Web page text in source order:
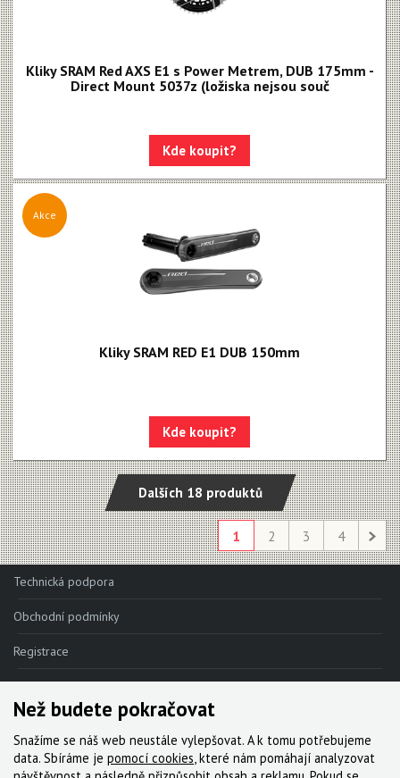
Kliky SRAM Red AXS E1 s Power Metrem, DUB 175mm -
Direct Mount 5037z (ložiska nejsou souč
Kde koupit?
Akce
Kliky SRAM RED E1 DUB 150mm
Kde koupit?
Dalších 18 produktů
1 2 3 4
Technická podpora
Obchodní podmínky
Registrace
Reklamace
Kde nakoupit
Kontakt
Než budete pokračovat
Snažíme se náš web neustále vylepšovat. A k tomu potřebujeme
data. Sbíráme je pomocí cookies, které nám pomáhají analyzovat